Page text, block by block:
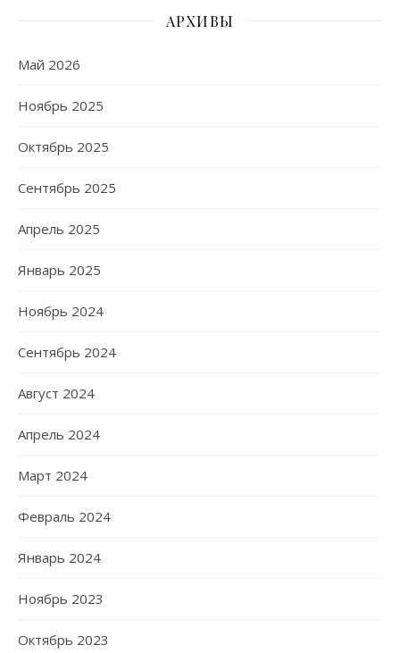
АРХИВЫ
Май 2026
Ноябрь 2025
Октябрь 2025
Сентябрь 2025
Апрель 2025
Январь 2025
Ноябрь 2024
Сентябрь 2024
Август 2024
Апрель 2024
Март 2024
Февраль 2024
Январь 2024
Ноябрь 2023
Октябрь 2023